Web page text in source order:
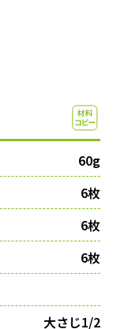
60g
6枚
6枚
6枚
大さじ1/2